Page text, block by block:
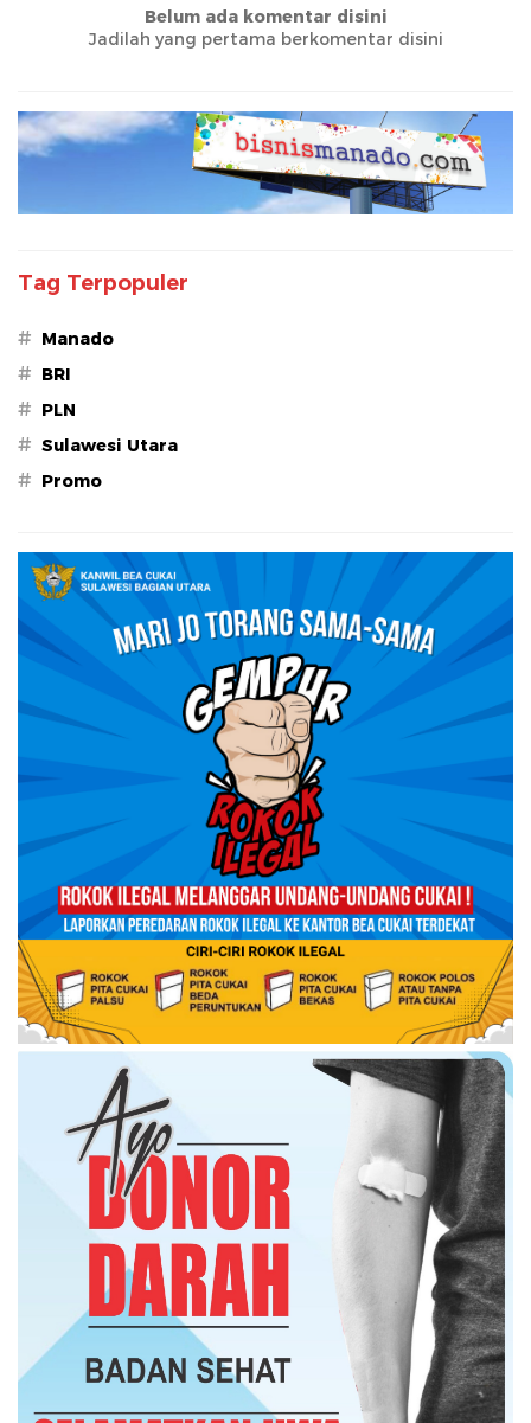
Belum ada komentar disini
Jadilah yang pertama berkomentar disini
Tag Terpopuler
# Manado
# BRI
# PLN
# Sulawesi Utara
# Promo